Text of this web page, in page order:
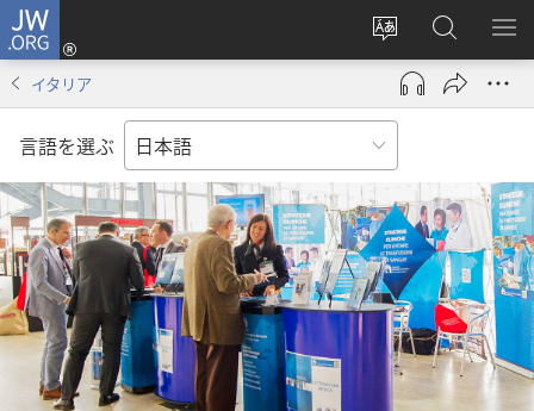
JW.ORG
サ
イ
ト
の
言
を
変
え
る
ロ
グ
ン
し
い
タ
ブ
で
開
く）
JW.ORG
の
検
メ
を
イタリア
言語を選ぶ